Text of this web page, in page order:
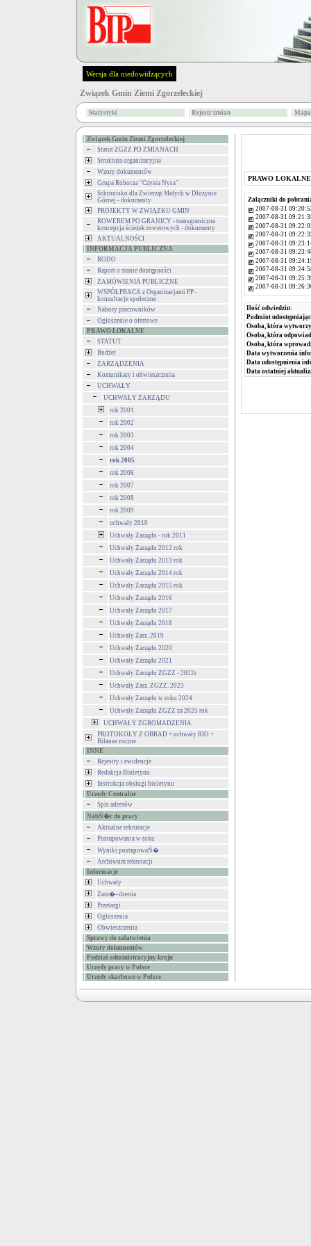
Wersja dla niedowidzących
Związek Gmin Ziemi Zgorzeleckiej
Statystyki Rejestr zmian
Związek Gmin Ziemi Zgorzeleckiej
Statut ZGZZ PO ZMIANACH
Struktura organizacyjna
Wzory dokumentów
Grupa Robocza "Czysta Nysa"
Schronisko dla Zwierząt Małych w Dłużynie
Górnej - dokumenty
PROJEKTY W ZWIĄZKU GMIN
ROWEREM PO GRANICY - transgraniczna
koncepcja ścieżek rowerowych - dokumenty
AKTUALNOŚCI
INFORMACJA PUBLICZNA
RODO
Raport o stanie dostępności
ZAMÓWIENIA PUBLICZNE
WSPÓŁPRACA z Organizacjami PP -
konsultacje społeczne
Nabory pracowników
Ogłoszenie o ofertowe
PRAWO LOKALNE
STATUT
Budżet
ZARZĄDZENIA
Komunikaty i obwieszczenia
UCHWAŁY
UCHWAŁY ZARZĄDU
rok 2001
rok 2002
rok 2003
rok 2004
rok 2005
rok 2006
rok 2007
rok 2008
rok 2009
uchwały 2010
Uchwały Zarządu - rok 2011
Uchwały Zarządu 2012 rok
Uchwały Zarządu 2013 rok
Uchwały Zarządu 2014 rok
Uchwały Zarządu 2015 rok
Uchwały Zarządu 2016
Uchwały Zarządu 2017
Uchwały Zarządu 2018
Uchwały Zarz. 2019
Uchwały Zarządu 2020
Uchwały Zarządu 2021
Uchwały Zarządu ZGZZ - 2022r
Uchwały Zarz. ZGZZ. 2023
Uchwały Zarządu w roku 2024
Uchwały Zarządu ZGZZ za 2025 rok
UCHWAŁY ZGROMADZENIA
PROTOKOŁY Z OBRAD + uchwały RIO +
Bilanse roczne
INNE
Rejestry i ewidencje
Redakcja Biuletynu
Instrukcja obsługi biuletynu
Urzędy Centralne
Spis adresów
NabŃ�r do pracy
Aktualne rekrutacje
Postкpowania w toku
Wyniki postкpowaŃ�
Archiwum rekrutacji
Informacje
Uchwały
Zarz�–dzenia
Przetargi
Ogłoszenia
Obwieszczenia
Sprawy do załatwienia
Wzory dokumentów
Podział administracyjny kraju
Urzędy pracy w Polsce
Urzędy skarbowe w Polsce
PRAWO LOKALNE
Załączniki do
2007-08-31
2007-08-31
2007-08-31
2007-08-31
2007-08-31
2007-08-31
2007-08-31
2007-08-31
2007-08-31
2007-08-31
Ilość odwiedzin:
Podmiot
Osoba, która
Osoba, która
Osoba, która
Data wytworzenia
Data udostępnienia
Data ostatniej